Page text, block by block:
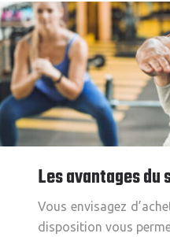
Les avantages du
Vous envisagez
disposition vous